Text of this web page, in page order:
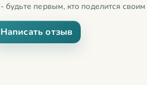
первым, кто поделится
Написать отзыв